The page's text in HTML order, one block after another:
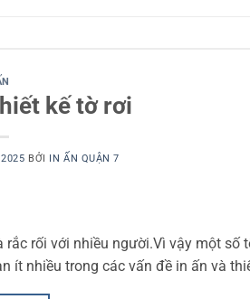
kế tờ rơi
BỞI IN ẤN QUẬN 7
rối với nhiều người.Vì vậy một số
ít nhiều trong các vấn đề in ấn và